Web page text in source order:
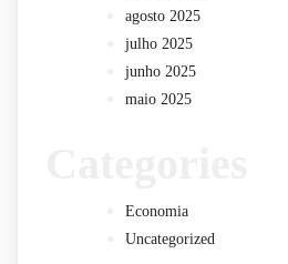
agosto 2025
julho 2025
junho 2025
maio 2025
Economia
Uncategorized